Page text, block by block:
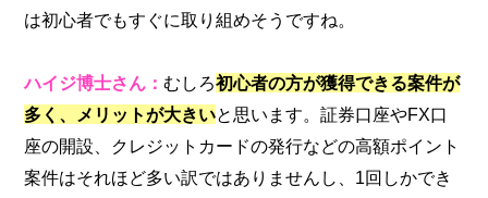
は初心者でもすぐに取り組めそうですね。
ハイジ博士さん：むしろ初心者の方が獲得できる案件が
多く、メリットが大きいと思います。証券口座やFX口
座の開設、クレジットカードの発行などの高額ポイント
案件はそれほど多い訳ではありませんし、1回しかでき